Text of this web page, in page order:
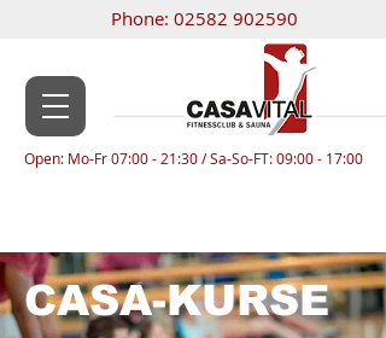
Phone: 02582 902590
Open: Mo-Fr 07:00 - 21:30 / Sa-So-FT: 09:00 - 17:00
CASA-KURSE